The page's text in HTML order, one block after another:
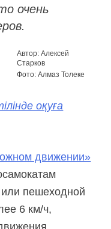
очень
Автор: Алексей
Старков
Фото: Алмаз Толеке
оқуға
движении»
или пешеходной
6 км/ч,